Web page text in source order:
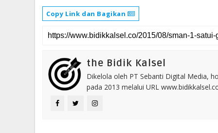
Copy Link dan Bagikan
the Bidik Kalsel
Dikelola oleh PT Sebanti Digital Media,
pada 2013 melalui URL